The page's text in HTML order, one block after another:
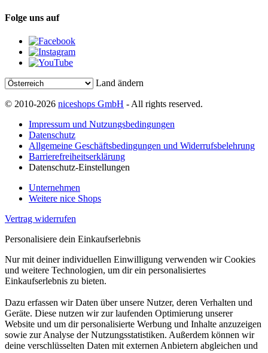
Folge uns auf
Land ändern
© 2010-2026 niceshops GmbH - All rights reserved.
Impressum und Nutzungsbedingungen
Datenschutz
Allgemeine Geschäftsbedingungen und Widerrufsbelehrung
Barrierefreiheitserklärung
Datenschutz-Einstellungen
Unternehmen
Weitere nice Shops
Vertrag widerrufen
Personalisiere dein Einkaufserlebnis
Nur mit deiner individuellen Einwilligung verwenden wir Cookies
und weitere Technologien, um dir ein personalisiertes
Einkaufserlebnis zu bieten.
Dazu erfassen wir Daten über unsere Nutzer, deren Verhalten und
Geräte. Diese nutzen wir zur laufenden Optimierung unserer
Website und um dir personalisierte Werbung und Inhalte anzuzeigen
sowie zur Analyse der Nutzungsstatistiken. Außerdem können wir
deine verschlüsselten Daten mit externen Anbietern abgleichen und